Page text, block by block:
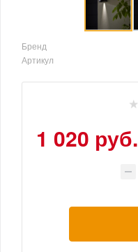
Бренд
Артикул
1 020 руб.